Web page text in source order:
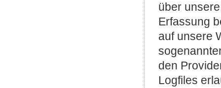
über
Erfassung
auf unsere
den
Logfiles